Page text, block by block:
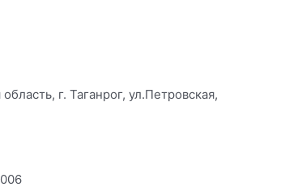
г. Таганрог, ул.Петровская,